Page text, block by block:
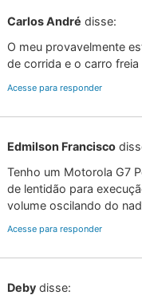
Carlos André disse:
O meu provavelmente
de corrida e o carro
Acesse para responder
Edmilson Francisco
Tenho um Motorola G7
de lentidão para
volume oscilando do
Acesse para responder
Deby disse: